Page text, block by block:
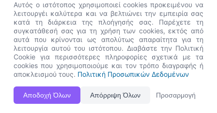
Η Ιστοσελίδα ΑνΑΔ είναι πλήρως συμβατή με τις νεότερες εκδόσεις, Google Chrome, Mozilla Firefox,
Apple Safari καθώς και Internet Explorer.
👋 Καλώς ήρθες! Είμαι η Νόησις.
Πες μου πώς μπορώ να σε βοηθήσω
σήμερα.
Αυτός ο ιστότοπος χρησιμοποιεί cookies προκειμένου να
λειτουργέι καλύτερα και να βελτιώνει την εμπειρία σας
κατά τη διάρκεια της πλοήγησής σας. Παρέχετε τη
συγκατάθεσή σας για τη χρήση των cookies, εκτός από
αυτά που κρίνονται ως απολύτως απαραίτητα για τη
λειτουργία αυτού του ιστότοπου. Διαβάστε την Πολιτική
Cookie για περισσότερες πληροφορίες σχετικά με τα
cookies που χρησιμοποιούμε και τον τρόπο διαγραφής ή
αποκλεισμού τους. Πολιτική Προσωπικών Δεδομένων
Αποδοχή Όλων Απόρριψη Όλων Προσαρμογή